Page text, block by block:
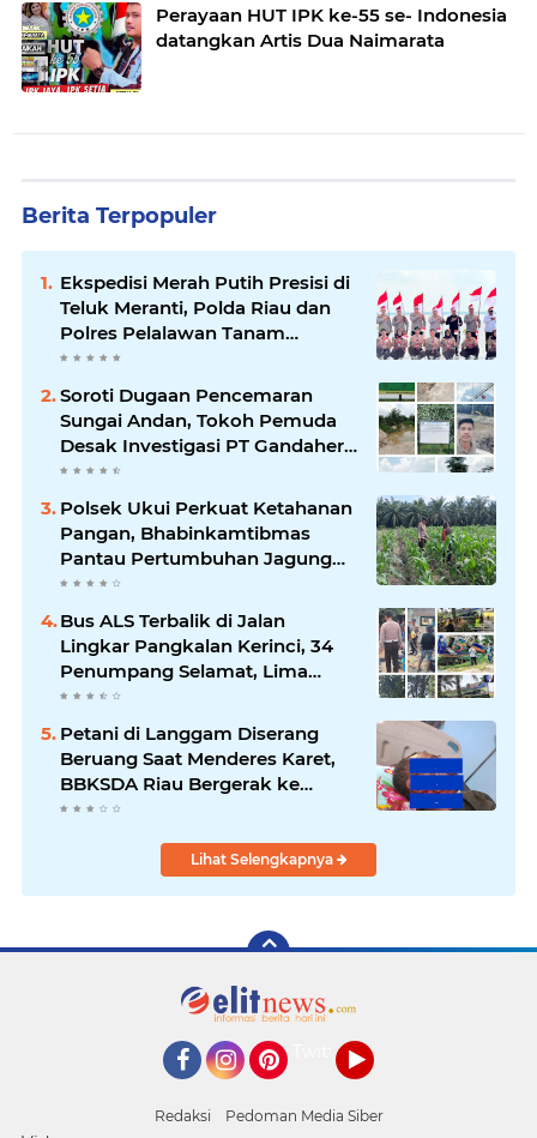
Perayaan HUT IPK ke-55 se- Indonesia
datangkan Artis Dua Naimarata
Berita Terpopuler
Ekspedisi Merah Putih Presisi di
Teluk Meranti, Polda Riau dan
Polres Pelalawan Tanam
Mangrove Demi Negeri
Soroti Dugaan Pencemaran
Sungai Andan, Tokoh Pemuda
Desak Investigasi PT Gandahera
Hendana
Polsek Ukui Perkuat Ketahanan
Pangan, Bhabinkamtibmas
Pantau Pertumbuhan Jagung
Petani di Desa Air Hitam
Bus ALS Terbalik di Jalan
Lingkar Pangkalan Kerinci, 34
Penumpang Selamat, Lima
Alami Luka Ringan
Petani di Langgam Diserang
Beruang Saat Menderes Karet,
BBKSDA Riau Bergerak ke
Lokasi
Lihat Selengkapnya
Twitter
Redaksi Pedoman Media Siber